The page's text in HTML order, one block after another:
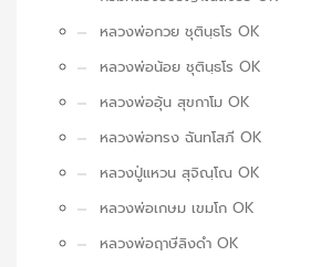
หลวงพ่อกวย ชุตินฺธโร OK
หลวงพ่อน้อย ชุตินฺธโร OK
หลวงพ่ออุ้น สุขกาโม OK
หลวงพ่อทรง ฉันทโสภี OK
หลวงปู่แหวน สุจิณฺโณ OK
หลวงพ่อเกษม เขมโก OK
หลวงพ่อฤาษีลิงดำ OK